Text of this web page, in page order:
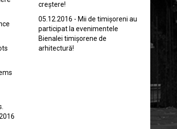
creștere!
05.12.2016 - Mii de timișoreni au
participat la evenimentele
Bienalei timișorene de
arhitectură!